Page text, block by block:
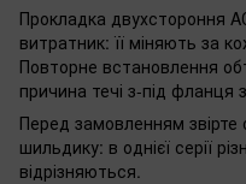
Прокладка двухстороння
витратник: її міняють за
Повторне встановлення
причина течі з-під фланця
Перед замовленням
шильдику: в однієї серії
відрізняються.